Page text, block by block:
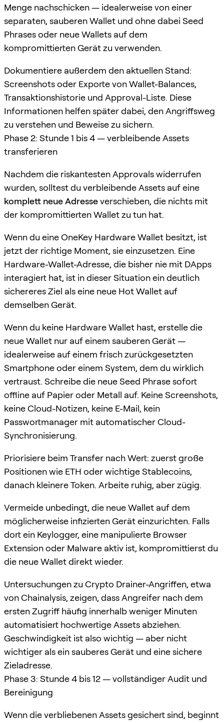
Menge nachschicken — idealerweise von einer
separaten, sauberen Wallet und ohne dabei Seed
Phrases oder neue Wallets auf dem
kompromittierten Gerät zu verwenden.
Dokumentiere außerdem den aktuellen Stand:
Screenshots oder Exporte von Wallet-Balances,
Transaktionshistorie und Approval-Liste. Diese
Informationen helfen später dabei, den Angriffsweg
zu verstehen und Beweise zu sichern.
Phase 2: Stunde 1 bis 4 — verbleibende Assets
transferieren
Nachdem die riskantesten Approvals widerrufen
wurden, solltest du verbleibende Assets auf eine
komplett neue Adresseverschieben, die nichts mit
der kompromittierten Wallet zu tun hat.
Wenn du eine OneKey Hardware Wallet besitzt, ist
jetzt der richtige Moment, sie einzusetzen. Eine
Hardware-Wallet-Adresse, die bisher nie mit DApps
interagiert hat, ist in dieser Situation ein deutlich
sichereres Ziel als eine neue Hot Wallet auf
demselben Gerät.
Wenn du keine Hardware Wallet hast, erstelle die
neue Wallet nur auf einem sauberen Gerät —
idealerweise auf einem frisch zurückgesetzten
Smartphone oder einem System, dem du wirklich
vertraust. Schreibe die neue Seed Phrase sofort
offline auf Papier oder Metall auf. Keine Screenshots,
keine Cloud-Notizen, keine E-Mail, kein
Passwortmanager mit automatischer Cloud-
Synchronisierung.
Priorisiere beim Transfer nach Wert: zuerst große
Positionen wie ETH oder wichtige Stablecoins,
danach kleinere Token. Arbeite ruhig, aber zügig.
Vermeide unbedingt, die neue Wallet auf dem
möglicherweise infizierten Gerät einzurichten. Falls
dort ein Keylogger, eine manipulierte Browser
Extension oder Malware aktiv ist, kompromittierst du
die neue Wallet direkt wieder.
Untersuchungen zu Crypto Drainer-Angriffen, etwa
von Chainalysis, zeigen, dass Angreifer nach dem
ersten Zugriff häufig innerhalb weniger Minuten
automatisiert hochwertige Assets abziehen.
Geschwindigkeit ist also wichtig — aber nicht
wichtiger als ein sauberes Gerät und eine sichere
Zieladresse.
Phase 3: Stunde 4 bis 12 — vollständiger Audit und
Bereinigung
Wenn die verbliebenen Assets gesichert sind, beginnt